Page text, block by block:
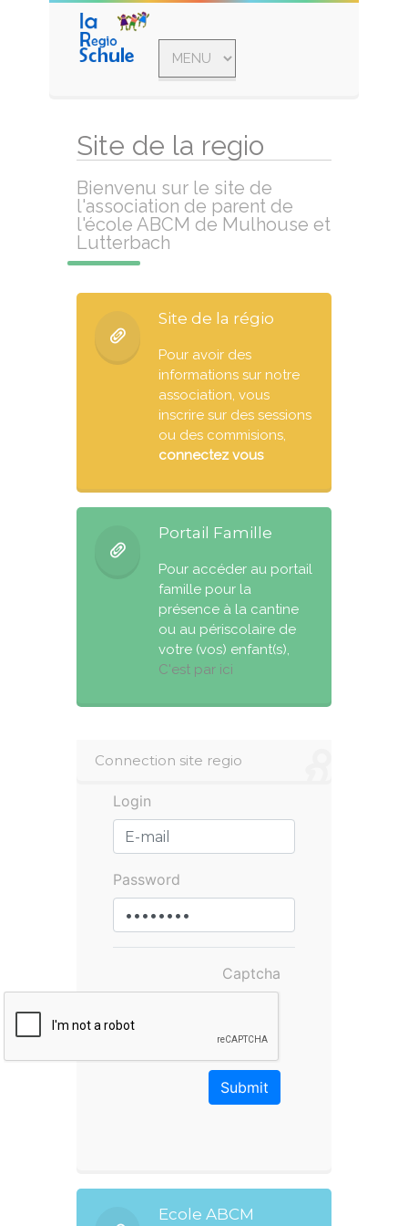
Site de la regio
Bienvenu sur le site de
l'association de parent de
l'école ABCM de Mulhouse et
Lutterbach
Site de la régio
Pour avoir des
informations sur notre
association, vous
inscrire sur des sessions
ou des commisions,
connectez vous
Portail Famille
Pour accéder au portail
famille pour la
présence à la cantine
ou au périscolaire de
votre (vos) enfant(s),
C'est par ici
Connection site regio
Login
Password
Captcha
Ecole ABCM